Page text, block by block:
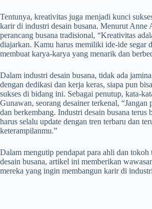
Tentunya, kreativitas juga menjadi kunci
karir di industri desain busana. Menurut Anne
perancang busana tradisional, “Kreativitas
diajarkan. Kamu harus memiliki ide-ide segar
membuat karya-karya yang menarik dan
Dalam industri desain busana, tidak ada
dengan dedikasi dan kerja keras, siapa pun
sukses di bidang ini. Sebagai penutup, kata-
Gunawan, seorang desainer terkenal, “Jangan
dan berkembang. Industri desain busana terus
harus selalu update dengan tren terbaru dan
keterampilanmu.”
Dalam mengutip pendapat para ahli dan
desain busana, artikel ini memberikan
mereka yang ingin membangun karir di